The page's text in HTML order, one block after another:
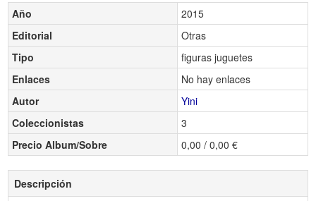
Año
2015
Editorial
Otras
Tipo
figuras juguetes
Enlaces
No hay enlaces
Autor
Yini
Coleccionistas
3
Precio Album/Sobre
0,00 / 0,00 €
Descripción